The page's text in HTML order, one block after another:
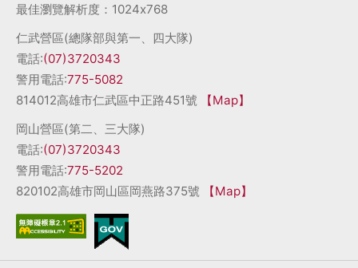
最佳瀏覽解析度：1024x768
仁武營區(總隊部與第一、四大隊)
電話:(07)3720343
警用電話:775-5082
814012高雄市仁武區中正路451號
【Map】
岡山營區(第二、三大隊)
電話:(07)3720343
警用電話:775-5202
820102高雄市岡山區岡燕路375號
【Map】